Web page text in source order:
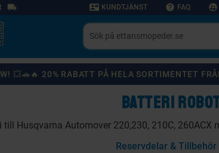
local_shipping contact_mail KUNDTJÄNST help FAQ supervised_user_circle
💥🚗🔥 20% RABATT PÅ HELA SORTIMENTET
BATTERI
Reservdelar & Tillbehör
till Husqvarna Automover 220,230, 210C,